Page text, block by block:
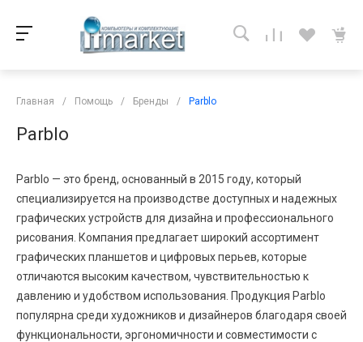
Главная / Помощь / Бренды / Parblo
Parblo
Parblo — это бренд, основанный в 2015 году, который
специализируется на производстве доступных и надежных
графических устройств для дизайна и профессионального
рисования. Компания предлагает широкий ассортимент
графических планшетов и цифровых перьев, которые
отличаются высоким качеством, чувствительностью к
давлению и удобством использования. Продукция Parblo
популярна среди художников и дизайнеров благодаря своей
функциональности, эргономичности и совместимости с